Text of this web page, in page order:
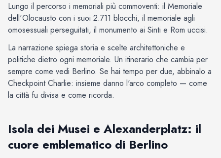
Lungo il percorso i memoriali più commoventi: il Memoriale
dell'Olocausto con i suoi 2.711 blocchi, il memoriale agli
omosessuali perseguitati, il monumento ai Sinti e Rom uccisi.
La narrazione spiega storia e scelte architettoniche e
politiche dietro ogni memoriale. Un itinerario che cambia per
sempre come vedi Berlino. Se hai tempo per due, abbinalo a
Checkpoint Charlie: insieme danno l'arco completo — come
la città fu divisa e come ricorda.
Isola dei Musei e Alexanderplatz: il
cuore emblematico di Berlino